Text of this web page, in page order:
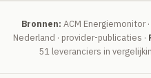
Bronnen: ACM Energiemonitor
Nederland · provider-publicaties ·
51 leveranciers in